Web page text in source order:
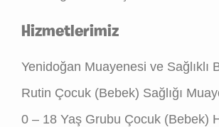
Hizmetlerimiz
Yenidoğan Muayenesi ve Sağlıklı
Rutin Çocuk (Bebek) Sağlığı
0 – 18 Yaş Grubu Çocuk (Bebek)